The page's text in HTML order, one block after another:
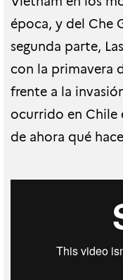
época, y del Che
segunda parte,
con la primavera
frente a la
ocurrido en Chile
de ahora qué